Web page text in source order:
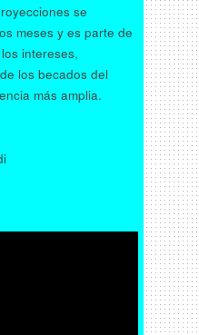
se
meses y es parte de
intereses,
los becados del
más amplia.